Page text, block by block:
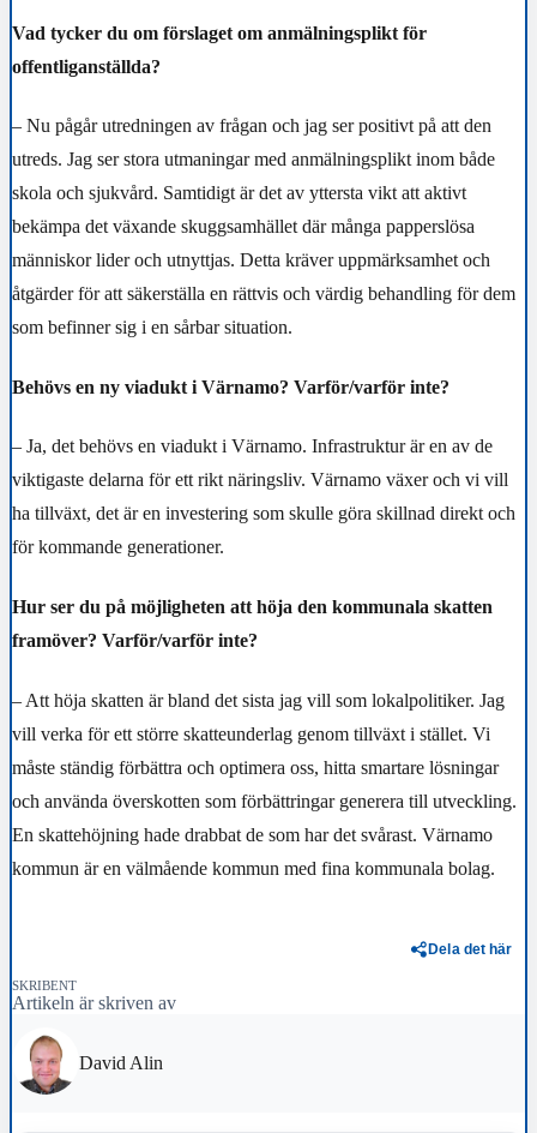
Vad tycker du om förslaget om anmälningsplikt för
offentliganställda?
– Nu pågår utredningen av frågan och jag ser positivt på att den
utreds. Jag ser stora utmaningar med anmälningsplikt inom både
skola och sjukvård. Samtidigt är det av yttersta vikt att aktivt
bekämpa det växande skuggsamhället där många papperslösa
människor lider och utnyttjas. Detta kräver uppmärksamhet och
åtgärder för att säkerställa en rättvis och värdig behandling för dem
som befinner sig i en sårbar situation.
Behövs en ny viadukt i Värnamo? Varför/varför inte?
– Ja, det behövs en viadukt i Värnamo. Infrastruktur är en av de
viktigaste delarna för ett rikt näringsliv. Värnamo växer och vi vill
ha tillväxt, det är en investering som skulle göra skillnad direkt och
för kommande generationer.
Hur ser du på möjligheten att höja den kommunala skatten
framöver? Varför/varför inte?
– Att höja skatten är bland det sista jag vill som lokalpolitiker. Jag
vill verka för ett större skatteunderlag genom tillväxt i stället. Vi
måste ständig förbättra och optimera oss, hitta smartare lösningar
och använda överskotten som förbättringar generera till utveckling.
En skattehöjning hade drabbat de som har det svårast. Värnamo
kommun är en välmående kommun med fina kommunala bolag.
Dela det här
SKRIBENT
Artikeln är skriven av
David Alin